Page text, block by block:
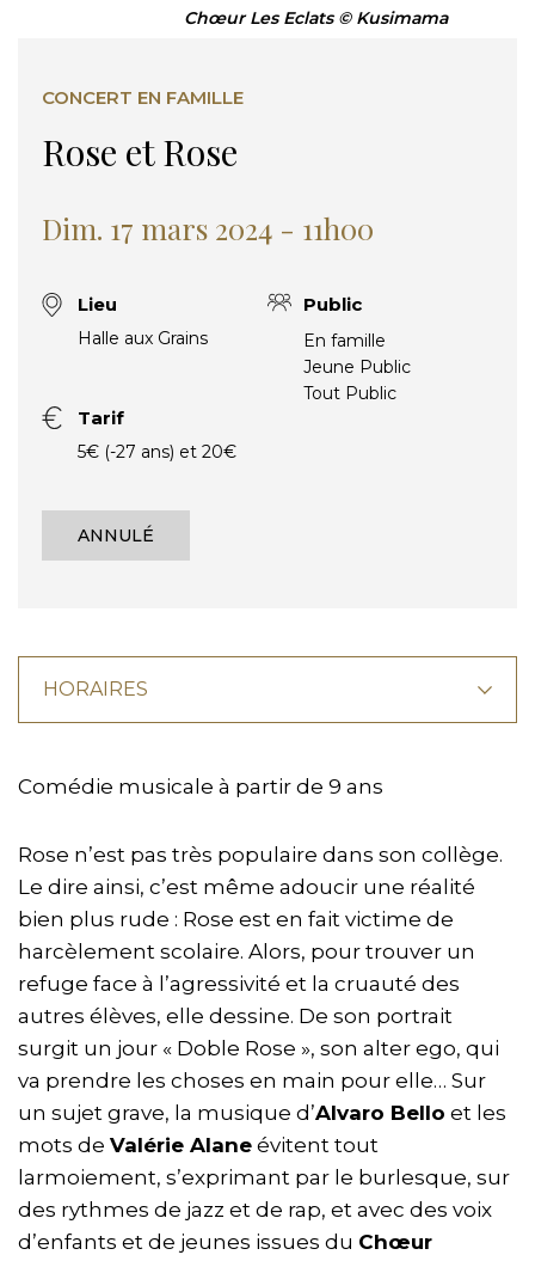
Chœur Les Eclats © Kusimama
Rose et Rose
CONCERT EN FAMILLE
Dim. 17 mars 2024 - 11h00
Lieu
Halle aux Grains
Public
En famille
Jeune Public
Tout Public
Tarif
5€ (-27 ans) et 20€
ANNULÉ
HORAIRES
Comédie musicale à partir de 9 ans
Rose n’est pas très populaire dans son collège.
Le dire ainsi, c’est même adoucir une réalité
bien plus rude : Rose est en fait victime de
harcèlement scolaire. Alors, pour trouver un
refuge face à l’agressivité et la cruauté des
autres élèves, elle dessine. De son portrait
surgit un jour « Doble Rose », son alter ego, qui
va prendre les choses en main pour elle… Sur
un sujet grave, la musique d’Alvaro Bello et les
mots de Valérie Alane évitent tout
larmoiement, s’exprimant par le burlesque, sur
des rythmes de jazz et de rap, et avec des voix
d’enfants et de jeunes issues du Chœur